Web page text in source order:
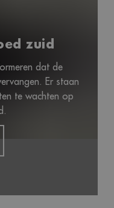
zuid
dat de
Er staan
te wachten op